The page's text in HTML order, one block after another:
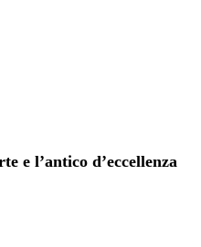
e l’antico d’eccellenza